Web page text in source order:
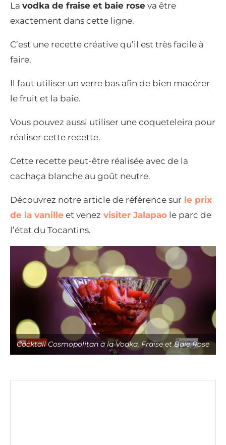
La vodka de fraise et baie rose va être
exactement dans cette ligne.
C’est une recette créative qu’il est très facile à
faire.
Il faut utiliser un verre bas afin de bien macérer
le fruit et la baie.
Vous pouvez aussi utiliser une coqueteleira pour
réaliser cette recette.
Cette recette peut-être réalisée avec de la
cachaça blanche au goût neutre.
Découvrez notre article de référence sur le prix
de la vanille et venez visiter Jalapao le parc de
l’état du Tocantins.
Cocktail Cosmopolitan à la Vodka, Fraise et Baie Rose